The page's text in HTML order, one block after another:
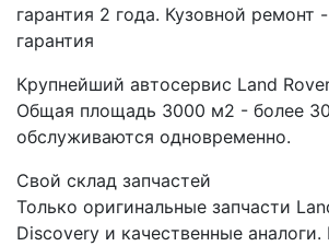
гарантия 2 года. Кузовной ремонт
гарантия
Крупнейший автосервис Land
Общая площадь 3000 м2 - более
обслуживаются одновременно.
Свой склад запчастей
Только оригинальные запчасти
Discovery и качественные аналоги.